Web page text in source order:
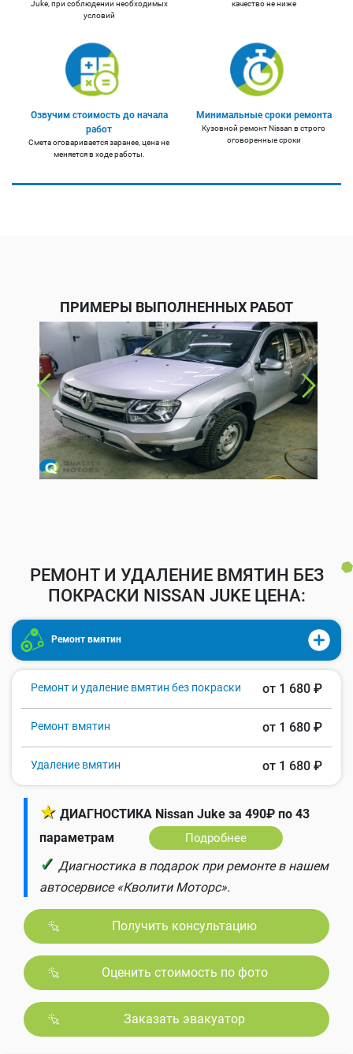
Juke, при соблюдении необходимых
условий
качество не ниже
Озвучим стоимость до начала
работ
Смета оговаривается заранее, цена не
меняется в ходе работы.
Минимальные сроки ремонта
Кузовной ремонт Nissan в строго
оговоренные сроки
ПРИМЕРЫ ВЫПОЛНЕННЫХ РАБОТ
РЕМОНТ И УДАЛЕНИЕ ВМЯТИН БЕЗ
ПОКРАСКИ NISSAN JUKE ЦЕНА:
Ремонт вмятин
Ремонт и удаление вмятин без покраски от 1 680 ₽
Ремонт вмятин от 1 680 ₽
Удаление вмятин от 1 680 ₽
★ ДИАГНОСТИКА Nissan Juke за 490₽ по 43
параметрам
Подробнее
✓ Диагностика в подарок при ремонте в нашем
автосервисе «Кволити Моторс».
Получить консультацию
Оценить стоимость по фото
Заказать эвакуатор